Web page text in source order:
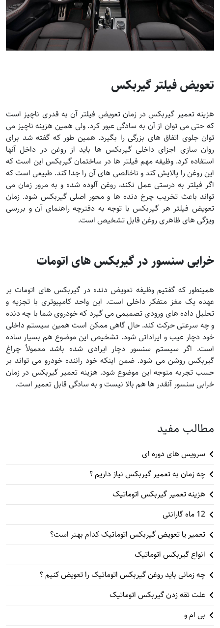
تعویض فیلتر گیربکس
هزینه تعمیر گیربکس در زمان تعویض فیلتر آن به قدری ناچیز است
که حتی می توان از آن به سادگی عبور کرد. ولی همین هزینه ناچیز می
توان جلوی اتفاق های بزرگی را بگیرد. همین طور که گفته شد برای
روان سازی اجزای داخلی گیربکس ها باید از روغن در داخل آنها
استفاده کرد. وظیفه مهم فیلتر ها در ساختمان گیربکس این است که
این روغن را پالایش کند و ناخالصی های آن را جدا کند. طبیعی است که
اگر فیلتر به درستی عمل نکند، روغن آلوده شده و به مرور زمان می
تواند باعث تخریب چرخ دنده ها و محور اصلی گیربکس شود. زمان
تعویض فیلتر هر گیربکس با توجه به دفترچه راهنمای آن و بررسی
ویژگی های ظاهری روغن قابل تشخیص است.
خرابی سنسور در گیربکس های اتومات
همینطور که گفتیم وظیفه تعویض دنده در گیربکس های اتومات بر
عهده یک مغز متفکر داخلی است. این واحد کامپیوتری با تجزیه و
تحلیل داده های ورودی تصمیمی می گیرد که خودروی شما با چه دنده
و چه سرعتی حرکت کند. حال گاهی ممکن است همین سیستم داخلی
خود دچار عیب و ایراداتی شود. تشخیص این موضوع هم بسیار ساده
است. اگر سیستم سنسور دچار ایرادی شده باشد معمولاً چراغ
گیربکس روشن می شود. ضمن اینکه خود راننده خودرو می تواند بر
حسب تجربه متوجه این موضوع شود. هزینه تعمیر گیربکس در زمان
خرابی سنسور آنقدر ها هم بالا نیست و به سادگی قابل تعمیر است.
مطالب مفید
سرویس های دوره ای
چه زمان به تعمیر گیربکس نیاز داریم ؟
هزینه تعمیر گیربکس اتوماتیک
12 ماه گارانتی
تعمیر یا تعویض گیربکس اتوماتیک کدام بهتر است؟
انواع گیربکس اتوماتیک
چه زمانی باید روغن گیربکس اتوماتیک را تعویض کنیم ؟
علت تقه زدن گیربکس اتوماتیک
بی ام و